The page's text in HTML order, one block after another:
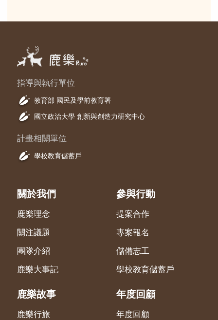
指導與執行單位
教育部 國民及學前教育署
國立政治大學 創新與創造力研究中心
計畫相關單位
學校教育儲蓄戶
關於我們
鹿樂理念
關注議題
團隊介紹
鹿樂大事記
參與行動
提案合作
專案報名
儲備志工
學校教育儲蓄戶
鹿樂故事
鹿樂行旅
年度回顧
年度回顧